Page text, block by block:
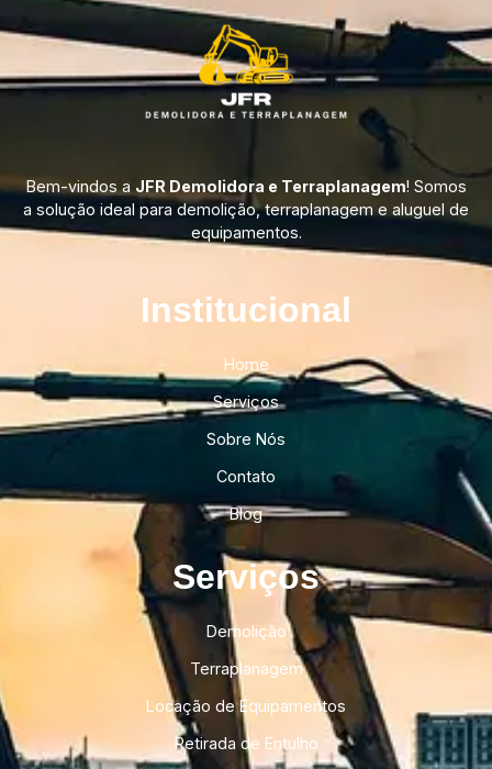
Bem-vindos a JFR Demolidora e Terraplanagem! Somos
a solução ideal para demolição, terraplanagem e aluguel de
equipamentos.
Institucional​
Home
Serviços
Sobre Nós
Contato
Blog
Serviços
Demolição
Terraplanagem
Locação de Equipamentos
Retirada de Entulho